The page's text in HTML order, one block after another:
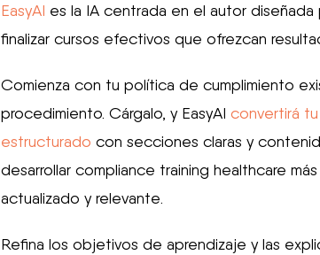
EasyAI es la IA centrada en el autor diseñada
finalizar cursos efectivos que ofrezcan
Comienza con tu política de cumplimiento
procedimiento. Cárgalo, y EasyAI convertirá
estructurado con secciones claras y
desarrollar compliance training healthcare
actualizado y relevante.
Refina los objetivos de aprendizaje y las